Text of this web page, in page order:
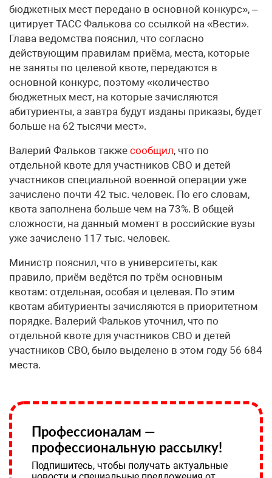
бюджетных мест передано в основной конкурс», –
цитирует ТАСС Фалькова со ссылкой на «Вести».
Глава ведомства пояснил, что согласно
действующим правилам приёма, места, которые
не заняты по целевой квоте, передаются в
основной конкурс, поэтому «количество
бюджетных мест, на которые зачисляются
абитуриенты, а завтра будут изданы приказы, будет
больше на 62 тысячи мест».
Валерий Фальков также сообщил, что по
отдельной квоте для участников СВО и детей
участников специальной военной операции уже
зачислено почти 42 тыс. человек. По его словам,
квота заполнена больше чем на 73%. В общей
сложности, на данный момент в российские вузы
уже зачислено 117 тыс. человек.
Министр пояснил, что в университеты, как
правило, приём ведётся по трём основным
квотам: отдельная, особая и целевая. По этим
квотам абитуриенты зачисляются в приоритетном
порядке. Валерий Фальков уточнил, что по
отдельной квоте для участников СВО и детей
участников СВО, было выделено в этом году 56 684
места.
Профессионалам —
профессиональную рассылку!
Подпишитесь, чтобы получать актуальные